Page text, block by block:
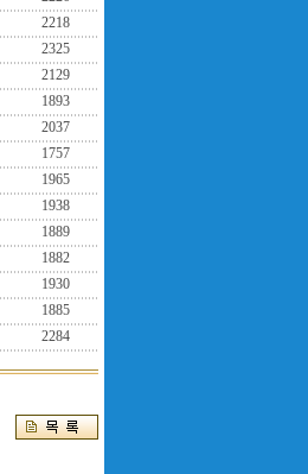
2218
2325
2129
1893
2037
1757
1965
1938
1889
1882
1930
1885
2284